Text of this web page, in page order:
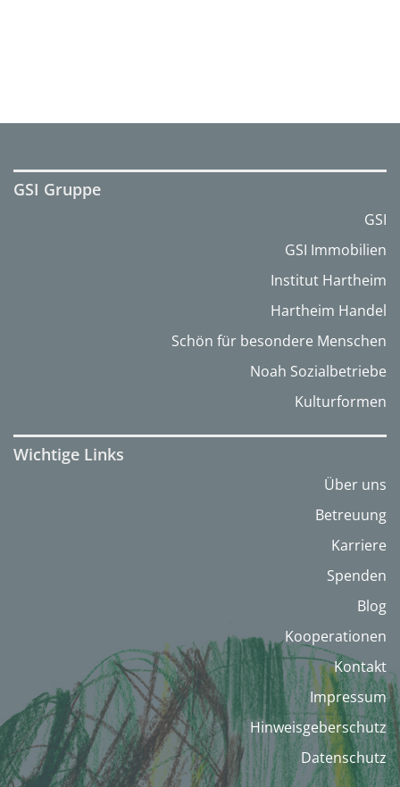
GSI Gruppe
GSI
GSI Immobilien
Institut Hartheim
Hartheim Handel
Schön für besondere Menschen
Noah Sozialbetriebe
Kulturformen
Wichtige Links
Über uns
Betreuung
Karriere
Spenden
Blog
Kooperationen
Kontakt
Impressum
Hinweisgeberschutz
Datenschutz